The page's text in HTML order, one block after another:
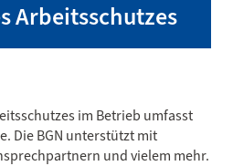
Arbeitsschutzes
im Betrieb umfasst
Die BGN unterstützt mit
und vielem mehr.